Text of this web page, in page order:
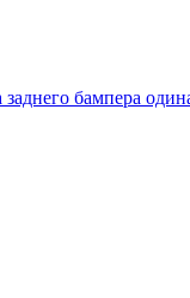
бампера